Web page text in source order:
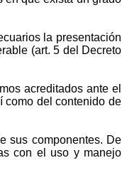
la presentación
(art. 5 del Decreto
acreditados ante el
como del contenido de
sus componentes. De
con el uso y manejo